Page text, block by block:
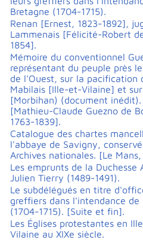
Bretagne (1704-1715).
Renan [Ernest, 1823-1892],
Lammenais [Félicité-Robert
1854].
Mémoire du conventionnel
représentant du peuple près
de l'Ouest, sur la pacification
Mabilais [Ille-et-Vilaine] et
[Morbihan) (document inédit).
[Mathieu-Claude Guezno de
1763-1839].
Catalogue des chartes
l'abbaye de Savigny,
Archives nationales. [Le Mans,
Les emprunts de la Duchesse
Julien Tierry (1489-1491).
Le subdélégués en titre
greffiers dans l'intendance de
(1704-1715). [Suite et fin].
Les Églises protestantes en
Vilaine au XIXe siècle.